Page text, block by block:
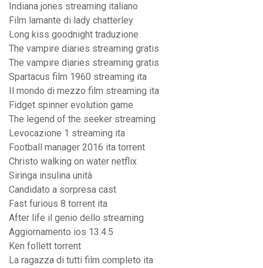
Indiana jones streaming italiano
Film lamante di lady chatterley
Long kiss goodnight traduzione
The vampire diaries streaming gratis
The vampire diaries streaming gratis
Spartacus film 1960 streaming ita
Il mondo di mezzo film streaming ita
Fidget spinner evolution game
The legend of the seeker streaming
Levocazione 1 streaming ita
Football manager 2016 ita torrent
Christo walking on water netflix
Siringa insulina unità
Candidato a sorpresa cast
Fast furious 8 torrent ita
After life il genio dello streaming
Aggiornamento ios 13.4.5
Ken follett torrent
La ragazza di tutti film completo ita